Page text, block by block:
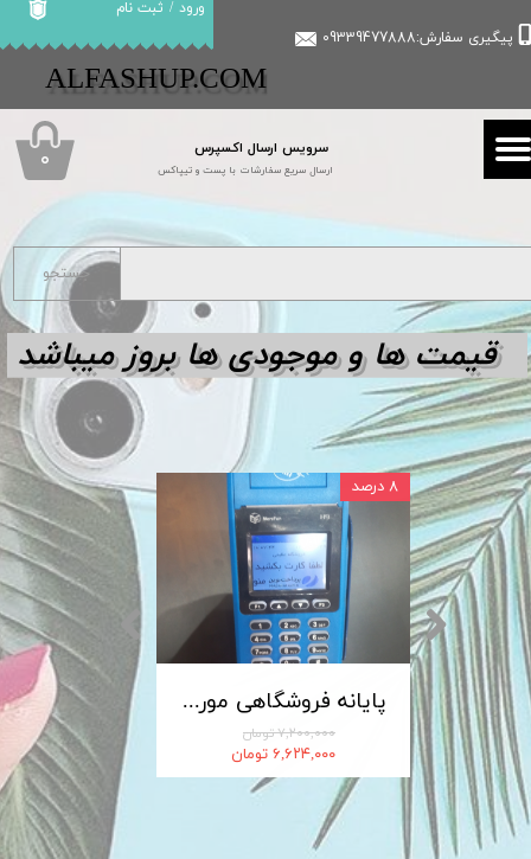
سرویس ارسال اکسپرس
ارسال سریع سفارشات با پست و تیپاکس
پیگیری سفارش:09339477888
ورود / ثبت نام
حساب کاربری من
تغییر گذر واژه
سفارشات
​​ALFASHUP.COM
۰
پایانه فروشگاهی مورفان MoreFun مدل H9
۷,۲۰۰,۰۰۰ تومان
۶,۶۲۴,۰۰۰ تومان
۸ درصد
کابل شارژ MICRO-USB اندروید LDNIO الدینیو مدل XS-07 متراژ 1 متر
جستجو
قیمت ها و موجودی ها بروز میباشد